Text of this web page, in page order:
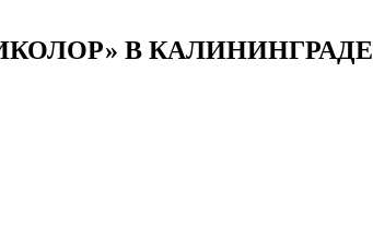
В КАЛИНИНГРАДЕ